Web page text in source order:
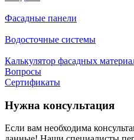
Фасадные панели
Водосточные системы
Калькулятор фасадных
Вопросы
Сертификаты
Нужна консультация
Если вам необходима